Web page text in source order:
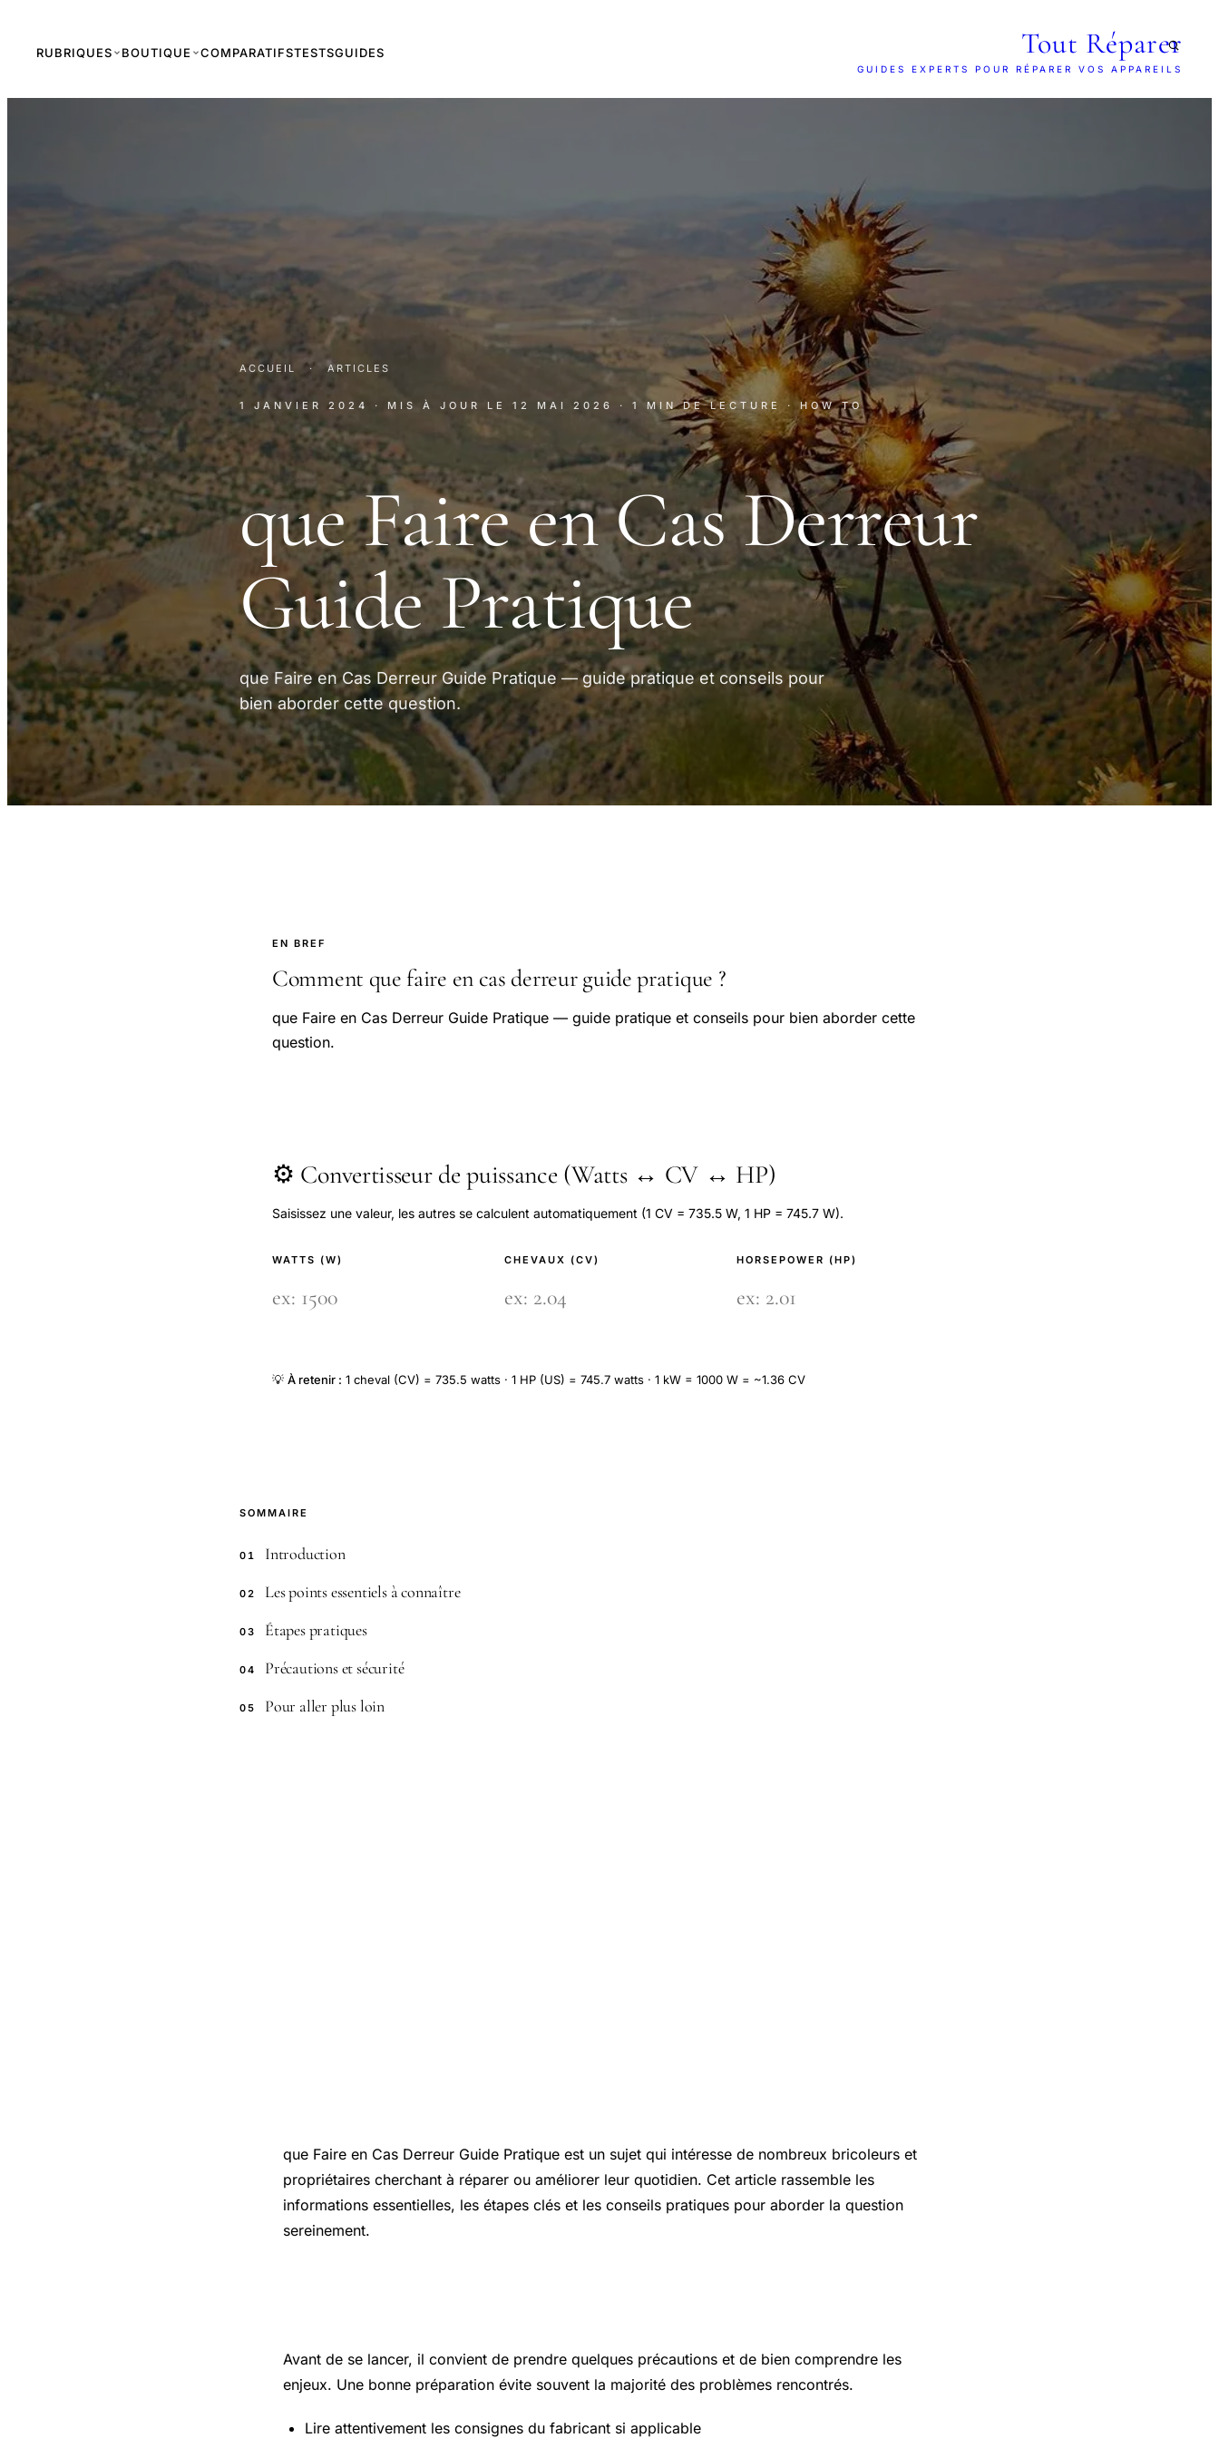
RUBRIQUES BOUTIQUE COMPARATIFSTESTSGUIDES Tout Réparer
GUIDES EXPERTS POUR RÉPARER VOS APPAREILS
ACCUEIL · ARTICLES
1 JANVIER 2024 · MIS À JOUR LE 12 MAI 2026 · 1 MIN DE LECTURE · HOW TO
que Faire en Cas Derreur
Guide Pratique
que Faire en Cas Derreur Guide Pratique — guide pratique et conseils pour
bien aborder cette question.
EN BREF
Comment que faire en cas derreur guide pratique ?
que Faire en Cas Derreur Guide Pratique — guide pratique et conseils pour bien aborder cette
question.
⚙️ Convertisseur de puissance (Watts ↔ CV ↔ HP)
Saisissez une valeur, les autres se calculent automatiquement (1 CV = 735.5 W, 1 HP = 745.7 W).
WATTS (W) CHEVAUX (CV) HORSEPOWER (HP)
💡 À retenir : 1 cheval (CV) = 735.5 watts · 1 HP (US) = 745.7 watts · 1 kW = 1000 W = ~1.36 CV
SOMMAIRE
01 Introduction
02 Les points essentiels à connaître
03 Étapes pratiques
04 Précautions et sécurité
05 Pour aller plus loin
que Faire en Cas Derreur Guide Pratique est un sujet qui intéresse de nombreux bricoleurs et
propriétaires cherchant à réparer ou améliorer leur quotidien. Cet article rassemble les
informations essentielles, les étapes clés et les conseils pratiques pour aborder la question
sereinement.
Avant de se lancer, il convient de prendre quelques précautions et de bien comprendre les
enjeux. Une bonne préparation évite souvent la majorité des problèmes rencontrés.
Lire attentivement les consignes du fabricant si applicable